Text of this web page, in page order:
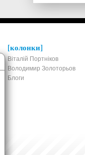
колонки
Віталій Портніков
Володимир Золоторьов
Блоги